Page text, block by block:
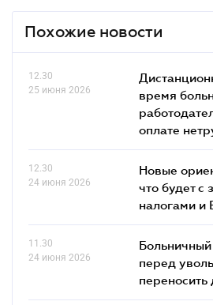
Похожие новости
12.30
25 июня 2026
время
оплате
12.30
24 июня 2026
Новые
что будет с
налогами и
11.30
24 июня 2026
перед
переносить